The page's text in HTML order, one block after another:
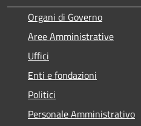
Organi di Governo
Aree Amministrative
Uffici
Enti e fondazioni
Politici
Personale Amministrativo